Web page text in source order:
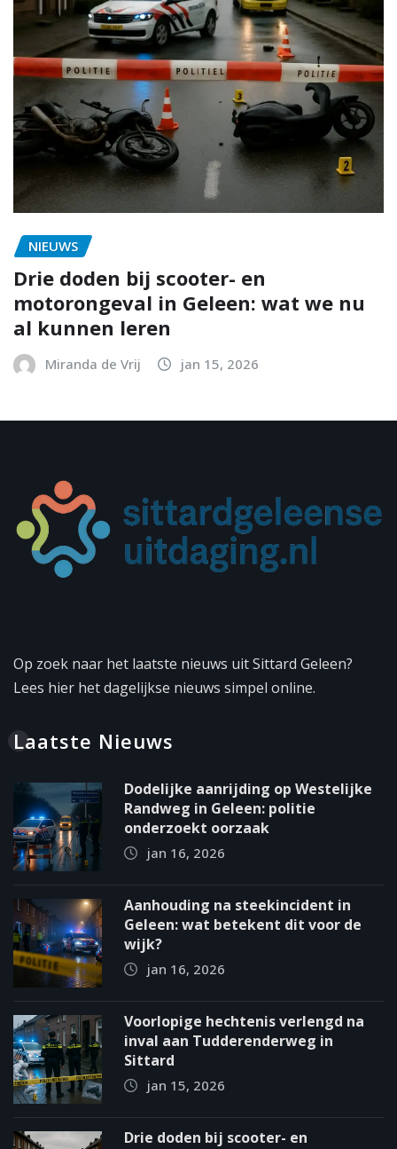
NIEUWS
Drie doden bij scooter- en
motorongeval in Geleen: wat we nu
al kunnen leren
Miranda de Vrij jan 15, 2026
Op zoek naar het laatste nieuws uit Sittard Geleen?
Lees hier het dagelijkse nieuws simpel online.
Laatste Nieuws
Dodelijke aanrijding op Westelijke
Randweg in Geleen: politie
onderzoekt oorzaak
jan 16, 2026
Aanhouding na steekincident in
Geleen: wat betekent dit voor de
wijk?
jan 16, 2026
Voorlopige hechtenis verlengd na
inval aan Tudderenderweg in
Sittard
jan 15, 2026
Drie doden bij scooter- en